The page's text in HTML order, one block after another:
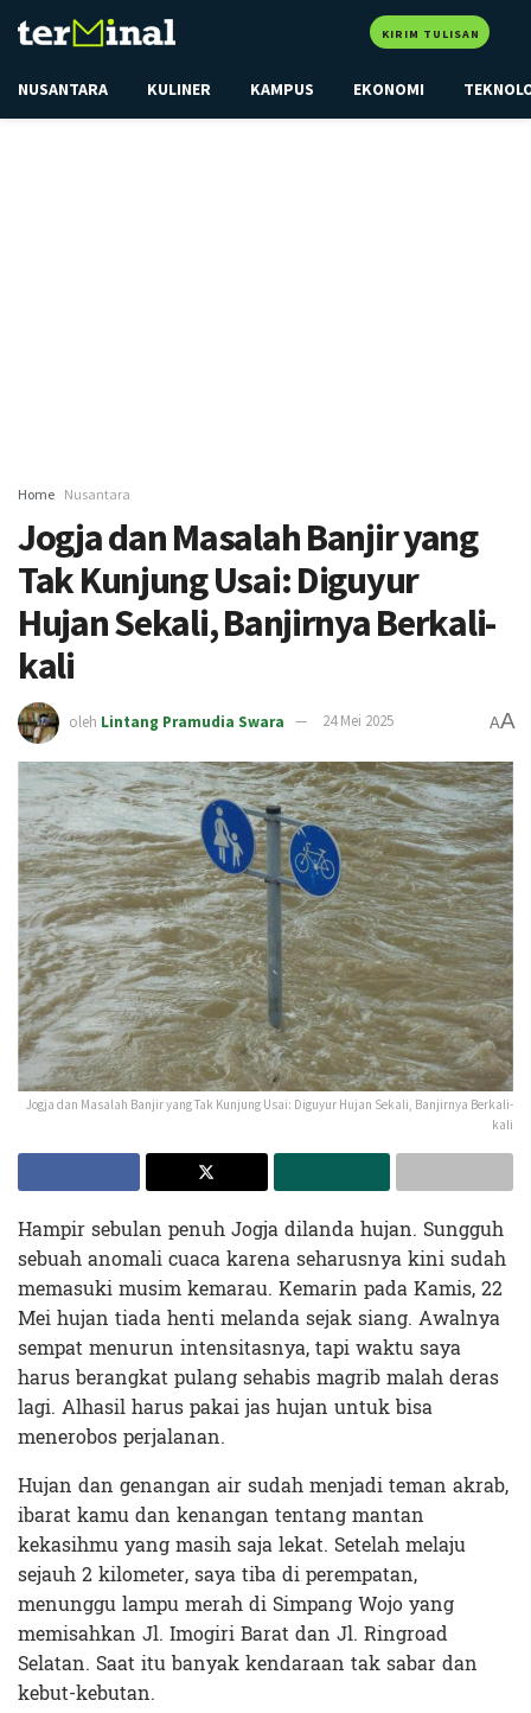
KIRIM TULISAN
NUSANTARA KULINER KAMPUS EKONOMI
Home Nusantara
Jogja dan Masalah Banjir yang
Tak Kunjung Usai: Diguyur
Hujan Sekali, Banjirnya Berkali-
kali
oleh Lintang Pramudia Swara 24 Mei 2025 AA
Jogja dan Masalah Banjir yang Tak Kunjung Usai: Diguyur Hujan Sekali, Banjirnya Berkali-
kali
Hampir sebulan penuh Jogja dilanda hujan. Sungguh
sebuah anomali cuaca karena seharusnya kini sudah
memasuki musim kemarau. Kemarin pada Kamis, 22
Mei hujan tiada henti melanda sejak siang. Awalnya
sempat menurun intensitasnya, tapi waktu saya
harus berangkat pulang sehabis magrib malah deras
lagi. Alhasil harus pakai jas hujan untuk bisa
menerobos perjalanan.
Hujan dan genangan air sudah menjadi teman akrab,
ibarat kamu dan kenangan tentang mantan
kekasihmu yang masih saja lekat. Setelah melaju
sejauh 2 kilometer, saya tiba di perempatan,
menunggu lampu merah di Simpang Wojo yang
memisahkan Jl. Imogiri Barat dan Jl. Ringroad
Selatan. Saat itu banyak kendaraan tak sabar dan
kebut-kebutan.